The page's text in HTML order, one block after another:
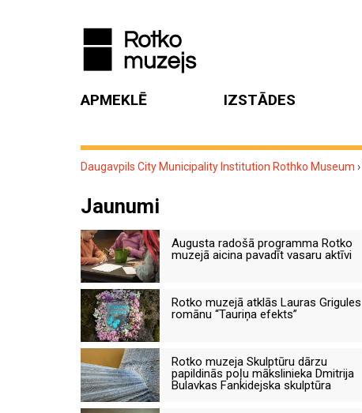
APMEKLĒ IZSTĀDES
Daugavpils City Municipality Institution Rothko Museum ›
Jaunumi
Augusta radošā programma Rotko
muzejā aicina pavadīt vasaru aktīvi
Rotko muzejā atklās Lauras Grigules
romānu “Tauriņa efekts”
Rotko muzeja Skulptūru dārzu
papildinās poļu mākslinieka Dmitrija
Bulavkas Fankidejska skulptūra